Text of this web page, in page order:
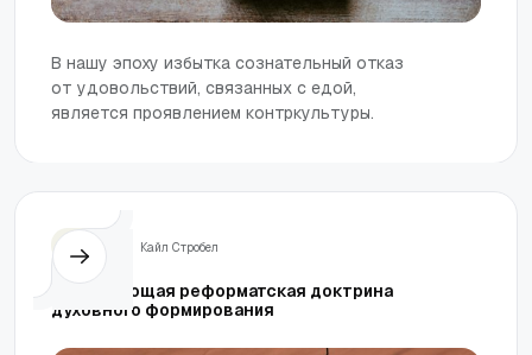
В нашу эпоху избытка сознательный отказ
от удовольствий, связанных с едой,
является проявлением контркультуры.
Кайл Стробел
Недостающая реформатская доктрина
духовного формирования